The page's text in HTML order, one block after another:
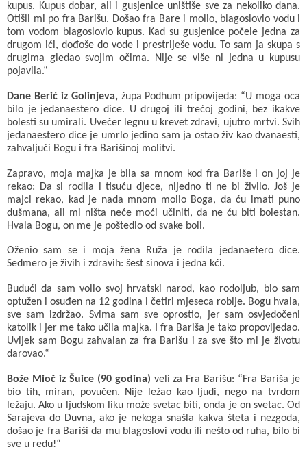
kupus. Kupus dobar, ali i gusjenice uništiše sve za nekoliko dana.
Otišli mi po fra Barišu. Došao fra Bare i molio, blagoslovio vodu i
tom vodom blagoslovio kupus. Kad su gusjenice počele jedna za
drugom ići, dođoše do vode i prestriješe vodu. To sam ja skupa s
drugima gledao svojim očima. Nije se više ni jedna u kupusu
pojavila.“
Dane Berić iz Golinjeva,župa Podhum pripovijeda: “U moga oca
bilo je jedanaestero dice. U drugoj ili trećoj godini, bez ikakve
bolesti su umirali. Uvečer legnu u krevet zdravi, ujutro mrtvi. Svih
jedanaestero dice je umrlo jedino sam ja ostao živ kao dvanaesti,
zahvaljući Bogu i fra Barišinoj molitvi.
Zapravo, moja majka je bila sa mnom kod fra Bariše i on joj je
rekao: Da si rodila i tisuću djece, nijedno ti ne bi živilo. Još je
majci rekao, kad je nada mnom molio Boga, da ću imati puno
dušmana, ali mi ništa neće moći učiniti, da ne ću biti bolestan.
Hvala Bogu, on me je poštedio od svake boli.
Oženio sam se i moja žena Ruža je rodila jedanaetero dice.
Sedmero je živih i zdravih: šest sinova i jedna kći.
Budući da sam volio svoj hrvatski narod, kao rodoljub, bio sam
optužen i osuđen na 12 godina i četiri mjeseca robije. Bogu hvala,
sve sam izdržao. Svima sam sve oprostio, jer sam osvjedočeni
katolik i jer me tako učila majka. I fra Bariša je tako propovijedao.
Uvijek sam Bogu zahvalan za fra Barišu i za sve što mi je životu
darovao.“
Bože Mioč iz Šuice (90 godina) veli za Fra Barišu: “Fra Bariša je
bio tih, miran, povučen. Nije ležao kao ljudi, nego na tvrdom
ležaju. Ako u ljudskom liku može svetac biti, onda je on svetac. Od
Sarajeva do Duvna, ako je nekoga snašla kakva šteta i nezgoda,
došao je fra Bariši da mu blagoslovi vodu ili nešto od ruha, bilo bi
sve u redu!“